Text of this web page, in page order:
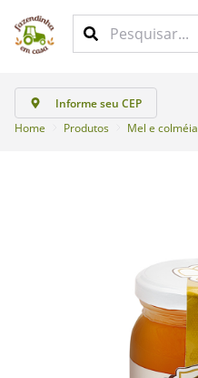
Informe seu CEP
Home
Produtos Mel e colméia